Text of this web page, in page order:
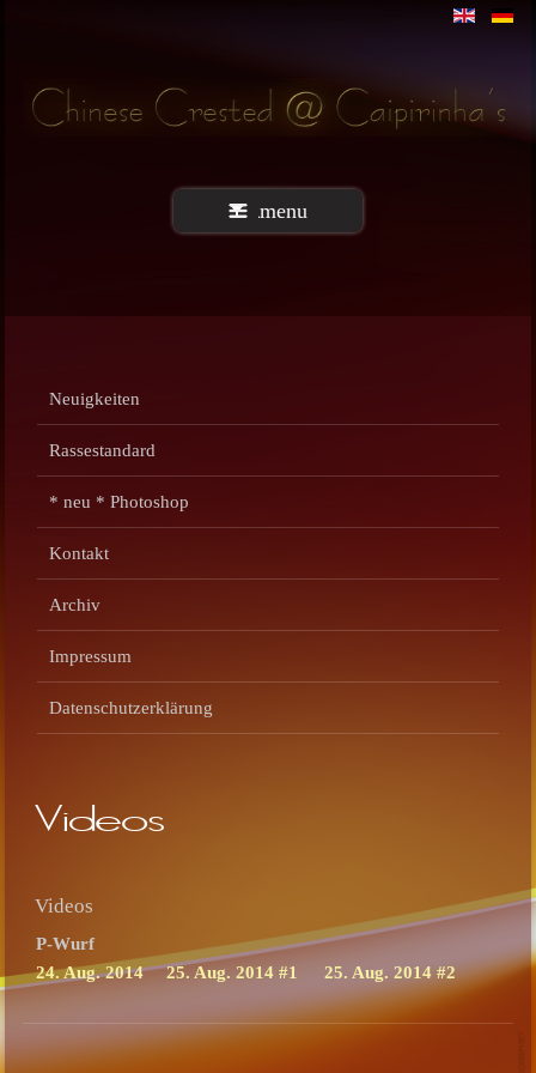
menu
Neuigkeiten
Rassestandard
* neu * Photoshop
Kontakt
Archiv
Impressum
Datenschutzerklärung
Videos
Videos
P-Wurf
24. Aug. 2014
25. Aug. 2014 #1 25. Aug. 2014 #2